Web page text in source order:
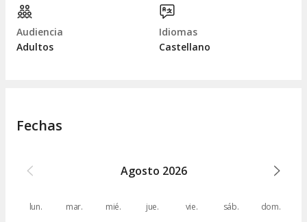
Audiencia
Adultos
Idiomas
Castellano
Fechas
Agosto 2026
lun. mar. mié. jue. vie. sáb. dom.